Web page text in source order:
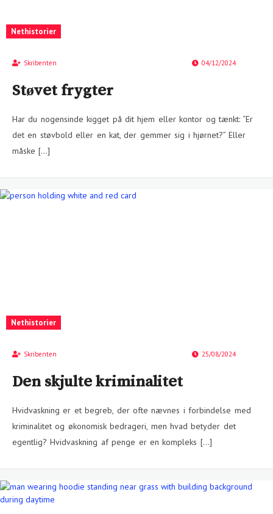
Nethistorier
Skribenten 04/12/2024
Støvet frygter
Har du nogensinde kigget på dit hjem eller kontor og tænkt: “Er
det en støvbold eller en kat, der gemmer sig i hjørnet?” Eller
måske […]
Nethistorier
Skribenten 25/08/2024
Den skjulte kriminalitet
Hvidvaskning er et begreb, der ofte nævnes i forbindelse med
kriminalitet og økonomisk bedrageri, men hvad betyder det
egentlig? Hvidvaskning af penge er en kompleks […]